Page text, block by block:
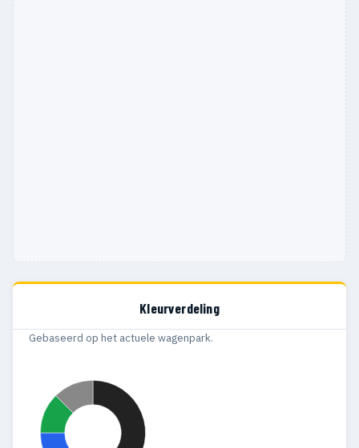
Kleurverdeling
Gebaseerd op het actuele wagenpark.